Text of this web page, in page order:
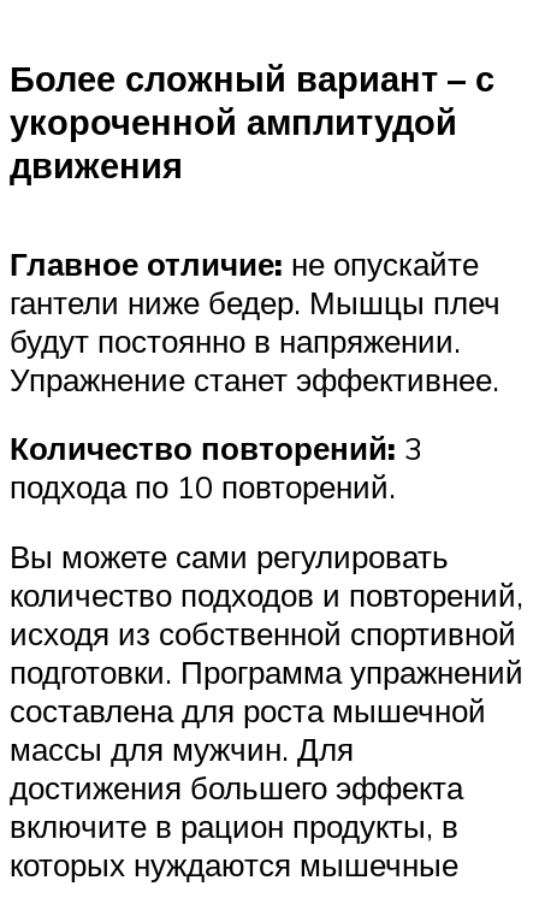
Более сложный вариант – с
укороченной амплитудой
движения
Главное отличие: не опускайте
гантели ниже бедер. Мышцы плеч
будут постоянно в напряжении.
Упражнение станет эффективнее.
Количество повторений: 3
подхода по 10 повторений.
Вы можете сами регулировать
количество подходов и повторений,
исходя из собственной спортивной
подготовки. Программа упражнений
составлена для роста мышечной
массы для мужчин. Для
достижения большего эффекта
включите в рацион продукты, в
которых нуждаются мышечные